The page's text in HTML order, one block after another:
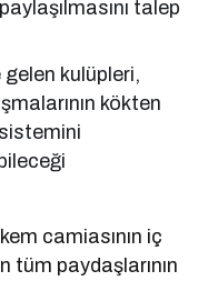
talep
gelen kulüpleri,
kökten
camiasının iç
tüm paydaşlarının